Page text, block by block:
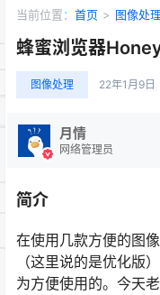
当前位置： 首页 > 图像处
蜂蜜浏览器
图像处理 22年1月9日
月情
网络管理员
简介
在使用几款方便的图
（这里说的是优化版
为方便使用的。今天